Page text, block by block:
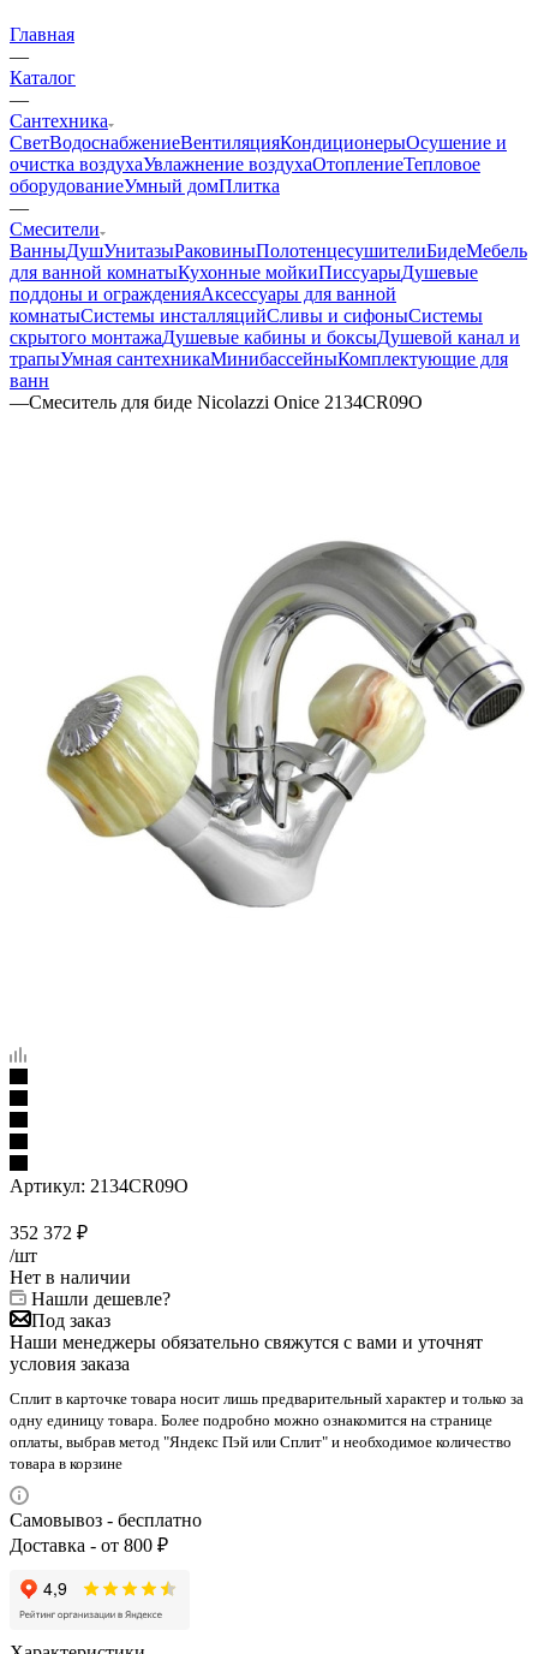
Главная
—
Каталог
—
Сантехника
СветВодоснабжениеВентиляцияКондиционерыОсушение и
очистка воздухаУвлажнение воздухаОтоплениеТепловое
оборудованиеУмный домПлитка
—
Смесители
ВанныДушУнитазыРаковиныПолотенцесушителиБидеМебель
для ванной комнатыКухонные мойкиПиссуарыДушевые
поддоны и огражденияАксессуары для ванной
комнатыСистемы инсталляцийСливы и сифоныСистемы
скрытого монтажаДушевые кабины и боксыДушевой канал и
трапыУмная сантехникаМинибассейныКомплектующие для
ванн
—Смеситель для биде Nicolazzi Onice 2134CR09O
Артикул: 2134CR09O
352 372 ₽
/шт
Нет в наличии
Нашли дешевле?
Под заказ
Наши менеджеры обязательно свяжутся с вами и уточнят
условия заказа
Сплит в карточке товара носит лишь предварительный характер и только за
одну единицу товара. Более подробно можно ознакомится на странице
оплаты, выбрав метод "Яндекс Пэй или Сплит" и необходимое количество
товара в корзине
Самовывоз - бесплатно
Доставка - от 800 ₽